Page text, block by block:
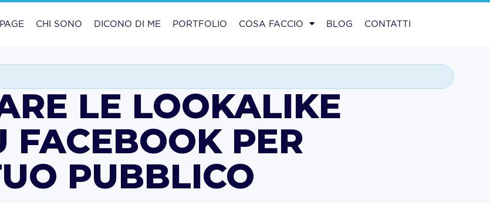
CHI SONO DICONO DI ME PORTFOLIO COSA FACCIO BLOG CONTATTI
LE LOOKALIKE
FACEBOOK PER
PUBBLICO